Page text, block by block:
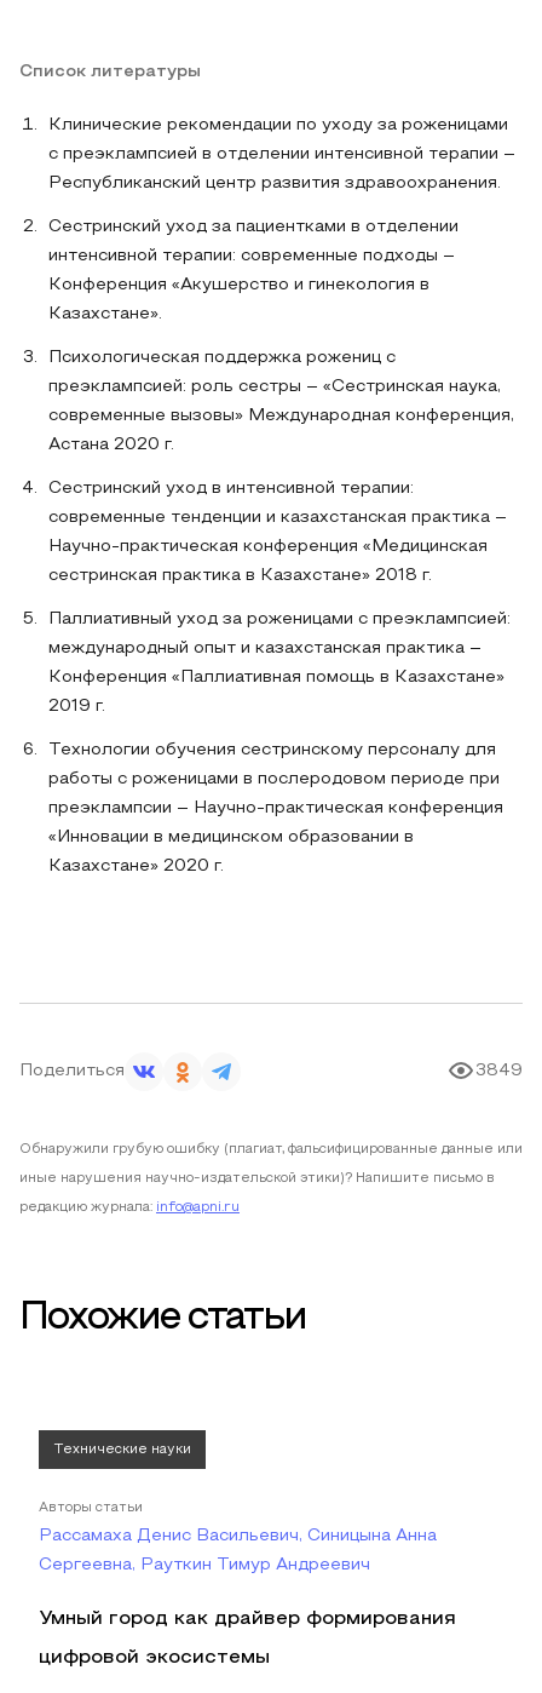
Список литературы
Клинические рекомендации по уходу за роженицами
с преэклампсией в отделении интенсивной терапии –
Республиканский центр развития здравоохранения.
Сестринский уход за пациентками в отделении
интенсивной терапии: современные подходы –
Конференция «Акушерство и гинекология в
Казахстане».
Психологическая поддержка рожениц с
преэклампсией: роль сестры – «Сестринская наука,
современные вызовы» Международная конференция,
Астана 2020 г.
Сестринский уход в интенсивной терапии:
современные тенденции и казахстанская практика –
Научно-практическая конференция «Медицинская
сестринская практика в Казахстане» 2018 г.
Паллиативный уход за роженицами с преэклампсией:
международный опыт и казахстанская практика –
Конференция «Паллиативная помощь в Казахстане»
2019 г.
Технологии обучения сестринскому персоналу для
работы с роженицами в послеродовом периоде при
преэклампсии – Научно-практическая конференция
«Инновации в медицинском образовании в
Казахстане» 2020 г.
Поделиться 3849
Обнаружили грубую ошибку (плагиат, фальсифицированные данные или
иные нарушения научно-издательской этики)? Напишите письмо в
редакцию журнала: info@apni.ru
Похожие статьи
Технические науки
Авторы статьи
Рассамаха Денис Васильевич, Синицына Анна
Сергеевна, Рауткин Тимур Андреевич
Умный город как драйвер формирования
цифровой экосистемы